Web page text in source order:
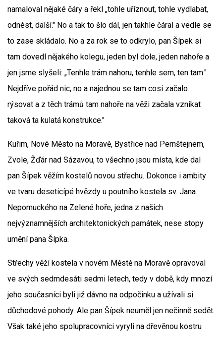
namaloval nějaké čáry a řekl „tohle uříznout, tohle vydlabat,
odnést, další." No a tak to šlo dál, jen takhle čáral a vedle se
to zase skládalo. No a za rok se to odkrylo, pan Šípek si
tam dovedl nějakého kolegu, jeden byl dole, jeden nahoře a
jen jsme slyšeli: „Tenhle trám nahoru, tenhle sem, ten tam."
Nejdříve pořád nic, no a najednou se tam cosi začalo
rýsovat a z těch trámů tam nahoře na věži začala vznikat
taková ta kulatá konstrukce."
Kuřim, Nové Město na Moravě, Bystřice nad Pernštejnem,
Zvole, Žďár nad Sázavou, to všechno jsou místa, kde dal
pan Šípek věžím kostelů novou střechu. Dokonce i ambity
ve tvaru deseticípé hvězdy u poutního kostela sv. Jana
Nepomuckého na Zelené hoře, jedna z našich
nejvýznamnějších architektonických památek, nese stopy
umění pana Šípka.
Střechy věží kostela v novém Městě na Moravě opravoval
ve svých sedmdesáti sedmi letech, tedy v době, kdy mnozí
jeho současníci byli již dávno na odpočinku a užívali si
důchodové pohody. Ale pan Šípek neuměl jen nečinně sedět.
Však také jeho spolupracovníci vyryli na dřevěnou kostru